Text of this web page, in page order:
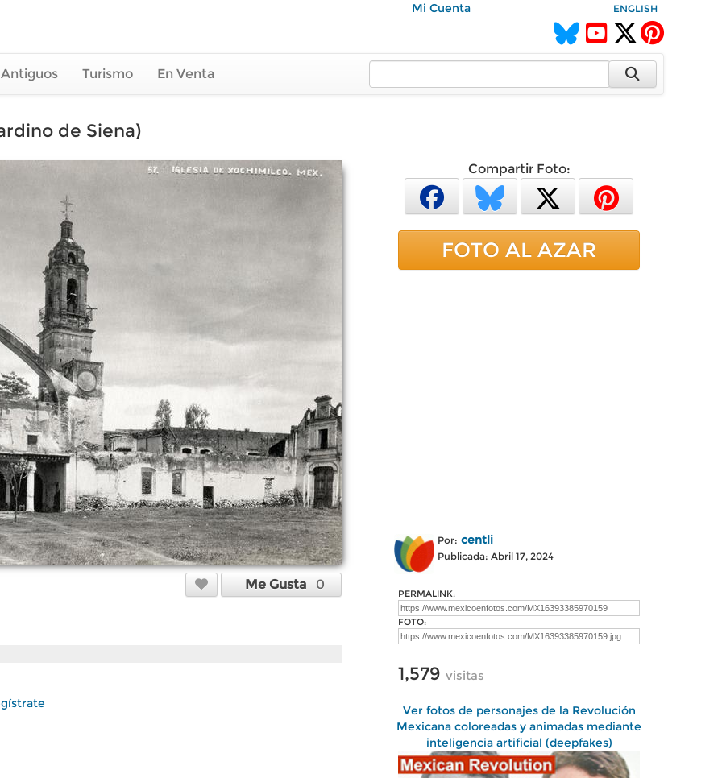
Mi Cuenta ENGLISH
Turismo En Venta
de Siena)
Me Gusta 0
Compartir Foto:
FOTO AL AZAR
Por: centli
Publicada: Abril 17, 2024
PERMALINK:
FOTO:
1,579 visitas
Ver fotos de personajes de la Revolución
Mexicana coloreadas y animadas mediante
inteligencia artificial (deepfakes)